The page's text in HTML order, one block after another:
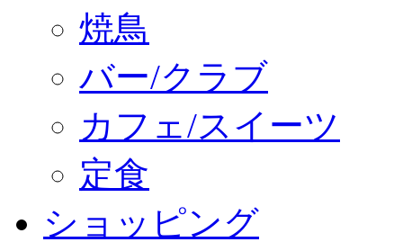
焼鳥
バー/クラブ
カフェ/スイーツ
定食
ショッピング